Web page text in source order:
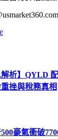
解析】QYLD
挫與稅務真相
豪氣衝破